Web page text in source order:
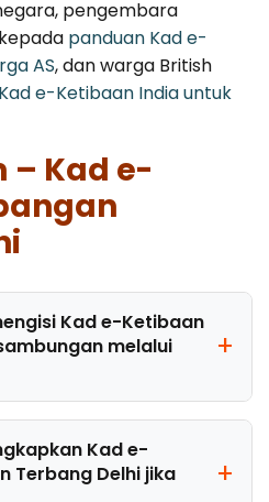
pengembara
panduan Kad e-
AS, dan warga British
e-Ketibaan India untuk
– Kad e-
Kad e-Ketibaan
melalui
Kad e-
Terbang Delhi jika